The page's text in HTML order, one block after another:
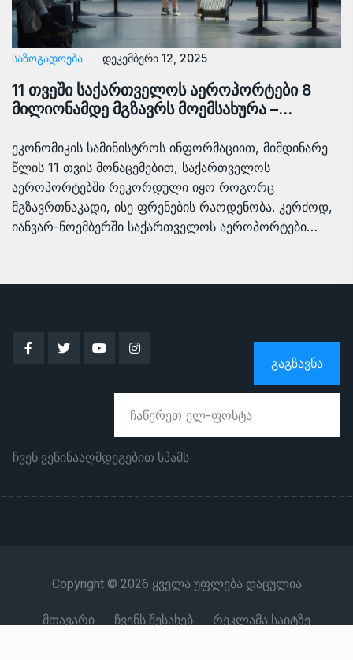
ᲡᲐᲖᲝᲒᲐᲓᲝᲔᲑᲐ დეკემბერი 12, 2025
11 თვეში საქართველოს აეროპორტები 8
მილიონამდე მგზავრს მოემსახურა –…
ეკონომიკის სამინისტროს ინფორმაციით, მიმდინარე
წლის 11 თვის მონაცემებით, საქართველოს
აეროპორტებში რეკორდული იყო როგორც
მგზავრთნაკადი, ისე ფრენების რაოდენობა. კერძოდ,
იანვარ-ნოემბერში საქართველოს აეროპორტები…
ᲒᲐᲒᲖᲐᲕᲜᲐ
ჩვენ ვეწინააღმდეგებით სპამს
Copyright © 2026 ყველა უფლება დაცულია
მთავარი
ჩვენს შესახებ
რეკლამა საიტზე